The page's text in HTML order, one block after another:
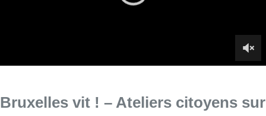
Ce jeudi, Charlotte Maréchal anime Bruxelles vit ! de 14h à 16h